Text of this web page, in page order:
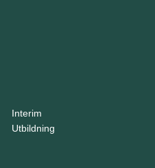
Interim
Utbildning